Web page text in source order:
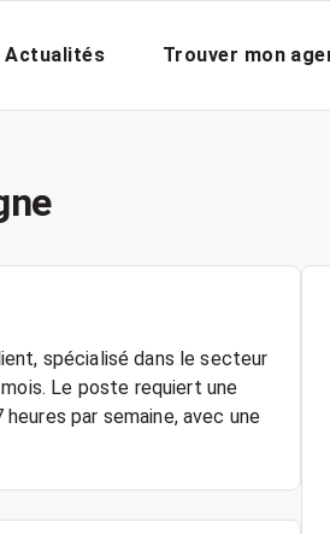
Actualités Trouver mon
spécialisé dans le secteur
Le poste requiert une
par semaine, avec une